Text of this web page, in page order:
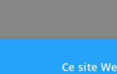
Ce site